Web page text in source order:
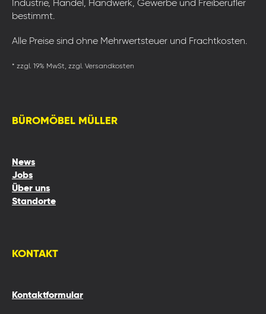
Industrie, Handel, Handwerk, Gewerbe und Freiberufler
bestimmt.
Alle Preise sind ohne Mehrwertsteuer und Frachtkosten.
* zzgl. 19% MwSt, zzgl. Versandkosten
BÜROMÖBEL MÜLLER
News
Jobs
Über uns
Standorte
KONTAKT
Kontaktformular